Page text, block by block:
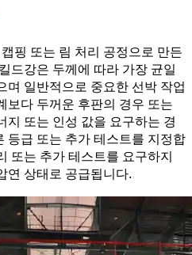
핑 또는 림 처리 공정으로 만든
드강은 두께에 따라 가장 균일
며 일반적으로 중요한 선박 작업
보다 두꺼운 후판의 경우 또는
지 또는 인성 값을 요구하는 경
등급 또는 추가 테스트를 지정합
또는 추가 테스트를 요구하지
연 상태로 공급됩니다.